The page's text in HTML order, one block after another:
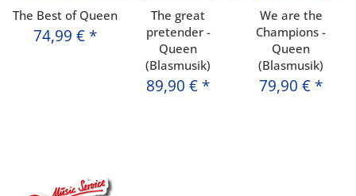
The Best of Queen
74,99 € *
The great
pretender -
Queen
(Blasmusik)
89,90 € *
We are the
Champions -
Queen
(Blasmusik)
79,90 € *